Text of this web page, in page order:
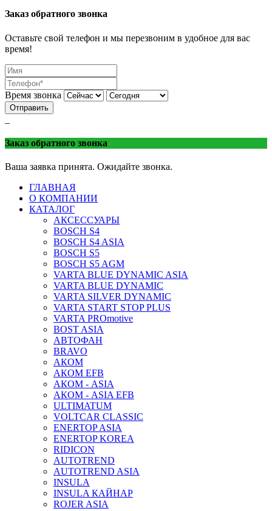
Заказ обратного звонка
Оставьте свой телефон и мы перезвоним в удобное для вас
время!
Время звонка
Отправить
Заказ обратного звонка
Ваша заявка принята. Ожидайте звонка.
ГЛАВНАЯ
О КОМПАНИИ
КАТАЛОГ
АКСЕССУАРЫ
BOSCH S4
BOSCH S4 ASIA
BOSCH S5
BOSCH S5 AGM
VARTA BLUE DYNAMIC ASIA
VARTA BLUE DYNAMIC
VARTA SILVER DYNAMIC
VARTA START STOP PLUS
VARTA PROmotive
BOST ASIA
АВТОФАН
BRAVO
АКОМ
АКОМ EFB
АКОМ - ASIA
АКОМ - ASIA EFB
ULTIMATUM
VOLTCAR CLASSIC
ENERTOP ASIA
ENERTOP KOREA
RIDICON
AUTOTREND
AUTOTREND ASIA
INSULA
INSULA КАЙНАР
ROJER ASIA